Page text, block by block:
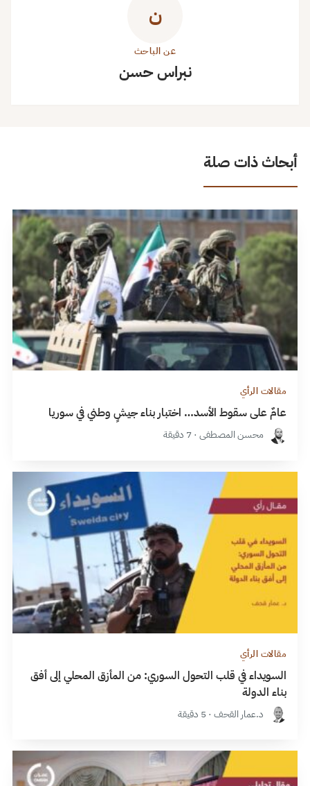
ن
عن الباحث
نبراس حسن
أبحاث ذات صلة
مقالات الرأي
عامٌ على سقوط الأسد… اختبار بناء جيشٍ وطني في سوريا
محسن المصطفى · 7 دقيقة
مقالات الرأي
السويداء في قلب التحول السوري: من المأزق المحلي إلى أفق
بناء الدولة
د.عمار القحف · 5 دقيقة